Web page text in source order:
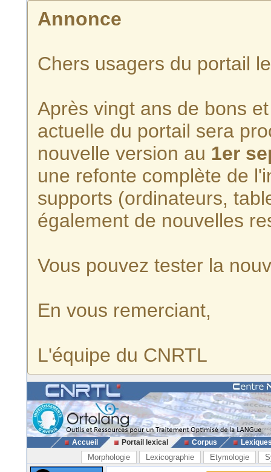
Annonce
Chers usagers du portail
Après vingt ans de bons
actuelle du portail sera
nouvelle version au 1er
une refonte complète de
supports (ordinateurs,
également de nouvelles
Vous pouvez tester la
En vous remerciant,
L'équipe du CNRTL
Accueil Portail lexical Corpus
Morphologie Lexicographie Etymologie